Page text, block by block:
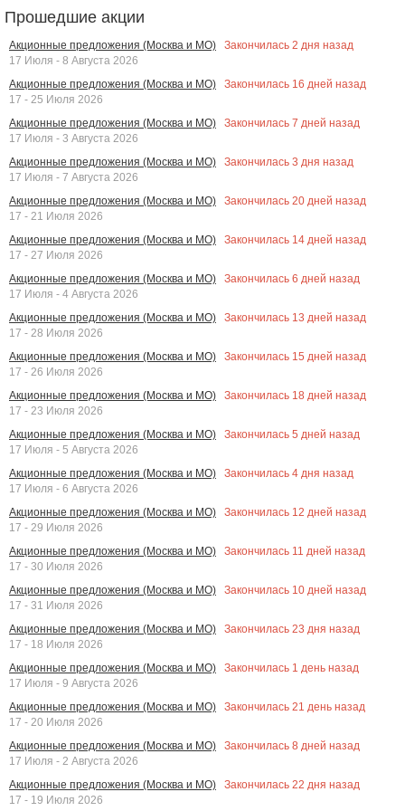
Прошедшие акции
Акционные предложения (Москва и МО) Закончилась 2 дня назад
17 Июля - 8 Августа 2026
Акционные предложения (Москва и МО)
Закончилась 16 дней назад
17 - 25 Июля 2026
Акционные предложения (Москва и МО)
Закончилась 7 дней назад
17 Июля - 3 Августа 2026
Акционные предложения (Москва и МО)
Закончилась 3 дня назад
17 Июля - 7 Августа 2026
Акционные предложения (Москва и МО)
Закончилась 20 дней назад
17 - 21 Июля 2026
Акционные предложения (Москва и МО)
Закончилась 14 дней назад
17 - 27 Июля 2026
Акционные предложения (Москва и МО)
Закончилась 6 дней назад
17 Июля - 4 Августа 2026
Акционные предложения (Москва и МО)
Закончилась 13 дней назад
17 - 28 Июля 2026
Акционные предложения (Москва и МО)
Закончилась 15 дней назад
17 - 26 Июля 2026
Акционные предложения (Москва и МО)
Закончилась 18 дней назад
17 - 23 Июля 2026
Акционные предложения (Москва и МО)
Закончилась 5 дней назад
17 Июля - 5 Августа 2026
Акционные предложения (Москва и МО)
Закончилась 4 дня назад
17 Июля - 6 Августа 2026
Акционные предложения (Москва и МО)
Закончилась 12 дней назад
17 - 29 Июля 2026
Акционные предложения (Москва и МО)
Закончилась 11 дней назад
17 - 30 Июля 2026
Акционные предложения (Москва и МО)
Закончилась 10 дней назад
17 - 31 Июля 2026
Акционные предложения (Москва и МО)
Закончилась 23 дня назад
17 - 18 Июля 2026
Акционные предложения (Москва и МО)
Закончилась 1 день назад
17 Июля - 9 Августа 2026
Акционные предложения (Москва и МО)
Закончилась 21 день назад
17 - 20 Июля 2026
Акционные предложения (Москва и МО)
Закончилась 8 дней назад
17 Июля - 2 Августа 2026
Акционные предложения (Москва и МО)
Закончилась 22 дня назад
17 - 19 Июля 2026